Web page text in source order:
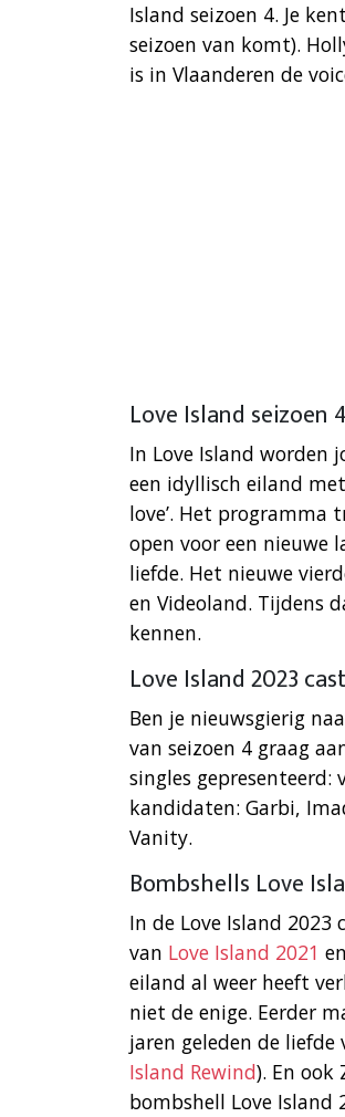
Island seizoen 4. Je
seizoen van komt).
is in Vlaanderen de
Love Island seizoen
In Love Island worden
een idyllisch eiland
love’. Het programma
open voor een nieuwe
liefde. Het nieuwe
en Videoland. Tijdens
kennen.
Love Island 2023
Ben je nieuwsgierig
van seizoen 4 graag
singles gepresenteerd:
kandidaten: Garbi,
Vanity.
Bombshells Love
In de Love Island 2023
van Love Island 2021
eiland al weer heeft
niet de enige. Eerder
jaren geleden de
Island Rewind). En ook
bombshell Love Island